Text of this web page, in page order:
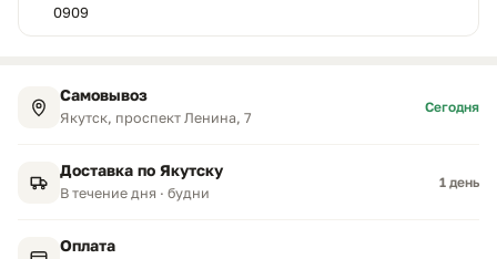
0909
Самовывоз
Якутск, проспект Ленина, 7
Сегодня
Доставка по Якутску
В течение дня · будни
1 день
Оплата